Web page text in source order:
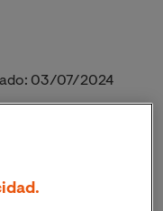
03/07/2024
organiza